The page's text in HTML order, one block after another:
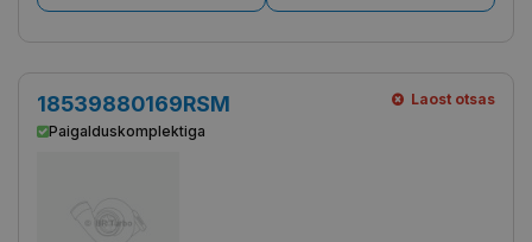
18539880169RSM
Paigalduskomplektiga
Laost otsas